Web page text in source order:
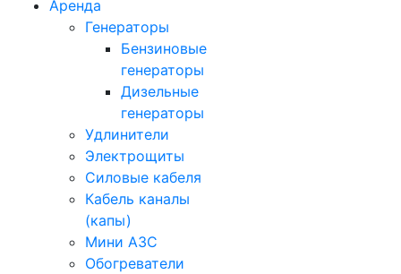
Аренда
Генераторы
Бензиновые
генераторы
Дизельные
генераторы
Удлинители
Электрощиты
Силовые кабеля
Кабель каналы
(капы)
Мини АЗС
Обогреватели